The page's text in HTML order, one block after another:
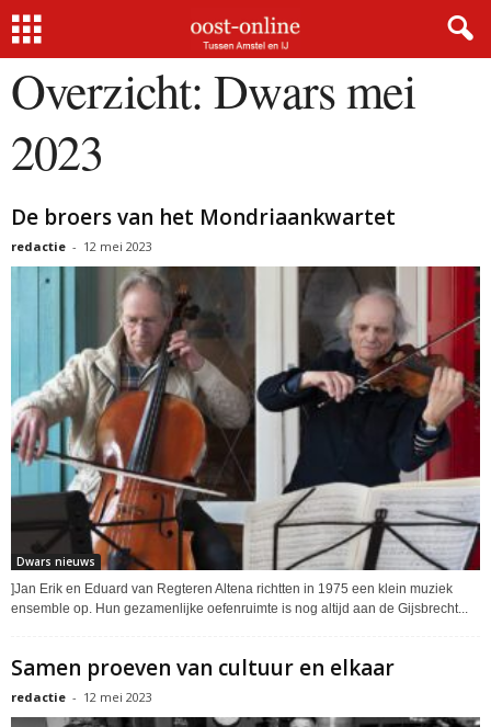
Home Dwars mei 2023
Overzicht: Dwars mei
2023
De broers van het Mondriaankwartet
redactie - 12 mei 2023
Dwars nieuws
]Jan Erik en Eduard van Regteren Altena richtten in 1975 een klein muziek
ensemble op. Hun gezamenlijke oefenruimte is nog altijd aan de Gijsbrecht...
Samen proeven van cultuur en elkaar
redactie - 12 mei 2023